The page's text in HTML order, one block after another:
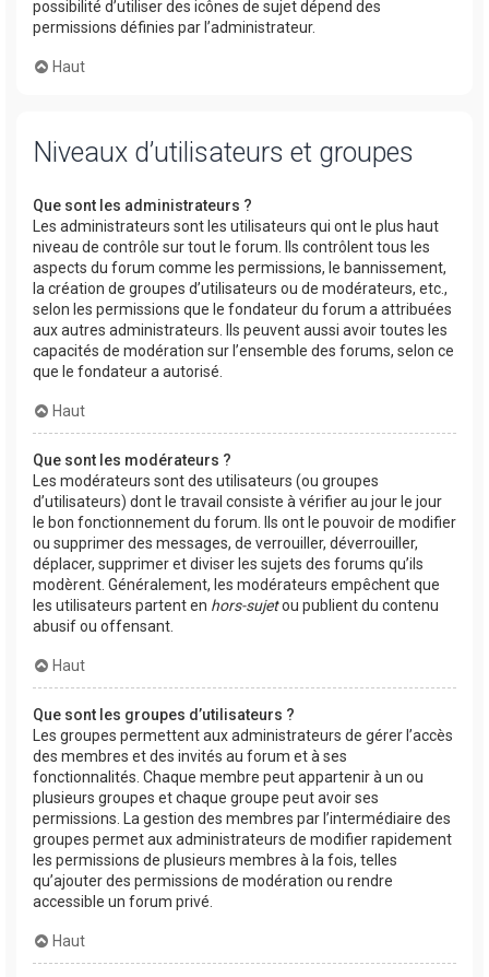
possibilité d’utiliser des icônes de sujet dépend des
permissions définies par l’administrateur.
Haut
Niveaux d’utilisateurs et groupes
Que sont les administrateurs ?
Les administrateurs sont les utilisateurs qui ont le plus haut
niveau de contrôle sur tout le forum. Ils contrôlent tous les
aspects du forum comme les permissions, le bannissement,
la création de groupes d’utilisateurs ou de modérateurs, etc.,
selon les permissions que le fondateur du forum a attribuées
aux autres administrateurs. Ils peuvent aussi avoir toutes les
capacités de modération sur l’ensemble des forums, selon ce
que le fondateur a autorisé.
Haut
Que sont les modérateurs ?
Les modérateurs sont des utilisateurs (ou groupes
d’utilisateurs) dont le travail consiste à vérifier au jour le jour
le bon fonctionnement du forum. Ils ont le pouvoir de modifier
ou supprimer des messages, de verrouiller, déverrouiller,
déplacer, supprimer et diviser les sujets des forums qu’ils
modèrent. Généralement, les modérateurs empêchent que
les utilisateurs partent en hors-sujetou publient du contenu
abusif ou offensant.
Haut
Que sont les groupes d’utilisateurs ?
Les groupes permettent aux administrateurs de gérer l’accès
des membres et des invités au forum et à ses
fonctionnalités. Chaque membre peut appartenir à un ou
plusieurs groupes et chaque groupe peut avoir ses
permissions. La gestion des membres par l’intermédiaire des
groupes permet aux administrateurs de modifier rapidement
les permissions de plusieurs membres à la fois, telles
qu’ajouter des permissions de modération ou rendre
accessible un forum privé.
Haut